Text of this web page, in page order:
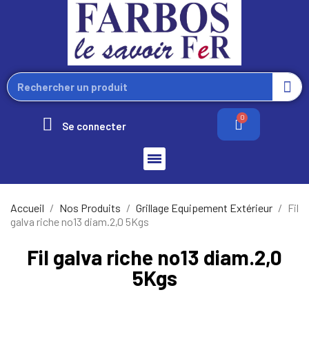
Se connecter
Accueil Nos Produits Grillage Equipement Extérieur
Fil
galva riche no13 diam.2,0 5Kgs
Fil galva riche no13 diam.2,0
5Kgs